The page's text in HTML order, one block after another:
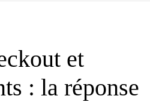
et
: la réponse